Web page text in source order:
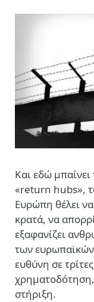
Και εδώ
«return hubs»,
Ευρώπη θέλει
κρατά, να
εξαφανίζει
των
ευθύνη σε
στήριξη.